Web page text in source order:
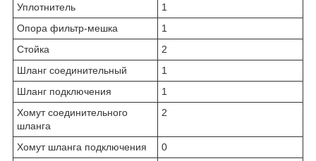
Уплотнитель
1
Опора фильтр-мешка
1
Стойка
2
Шланг соединительный
1
Шланг подключения
1
Хомут соединительного
шланга
2
Хомут шланга подключения
0